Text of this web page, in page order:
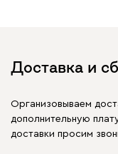
Доставка и
Организовываем
дополнительную
доставки просим